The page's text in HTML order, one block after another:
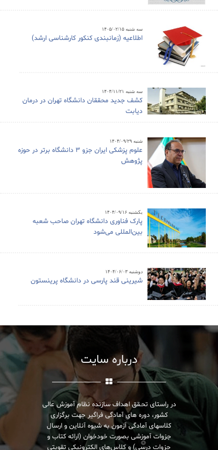
سه شنبه ۱۴۰۵/۰۲/۱۵
اطلاعیه (زمانبندی کنکور کارشناسی ارشد)
سه شنبه ۱۴۰۴/۱۱/۲۱
کشف جدید محققان دانشگاه تهران در درمان
دیابت
شنبه ۱۴۰۴/۰۹/۲۹
علوم پزشکی ایران جزو ۳ دانشگاه برتر در حوزه
پژوهش
یکشنبه ۱۴۰۴/۰۹/۱۶
پارک فناوری دانشگاه تهران صاحب شعبه
بین‌المللی می‌شود
دوشنبه ۱۴۰۴/۰۶/۰۳
شیرینی قند پارسی در دانشگاه پرینستون
درباره سایت
در راستای تحـقق اهداف سازنده نظام آموزش عالی
کشور، دوره های آمادگی فراگیر جهت برگزاری
کلاسهای آمادگی آزمون به شیوه آنلاین و ارسال
جزوات آموزشی بصورت خودخوان (ارائه کتاب و
جزوات درسی) و کلاس‌های الکترونیکی تقویتی